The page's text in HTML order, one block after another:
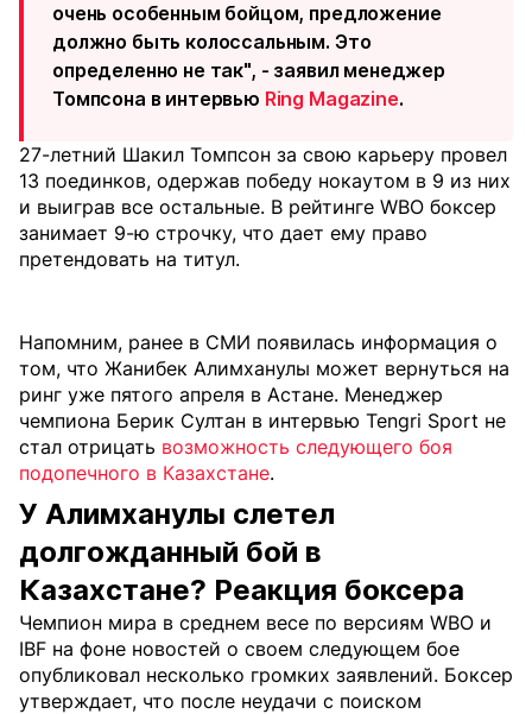
очень особенным бойцом, предложение
должно быть колоссальным. Это
определенно не так", - заявил менеджер
Томпсона в интервью Ring Magazine.
27-летний Шакил Томпсон за свою карьеру провел
13 поединков, одержав победу нокаутом в 9 из них
и выиграв все остальные. В рейтинге WBO боксер
занимает 9-ю строчку, что дает ему право
претендовать на титул.
Напомним, ранее в СМИ появилась информация о
том, что Жанибек Алимханулы может вернуться на
ринг уже пятого апреля в Астане. Менеджер
чемпиона Берик Султан в интервью Tengri Sport не
стал отрицать возможность следующего боя
подопечного в Казахстане.
У Алимханулы слетел
долгожданный бой в
Казахстане? Реакция боксера
Чемпион мира в среднем весе по версиям WBO и
IBF на фоне новостей о своем следующем бое
опубликовал несколько громких заявлений. Боксер
утверждает, что после неудачи с поиском